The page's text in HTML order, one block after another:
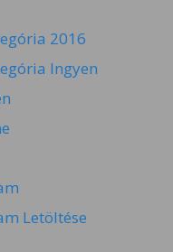
2016
Ingyen
Letöltése